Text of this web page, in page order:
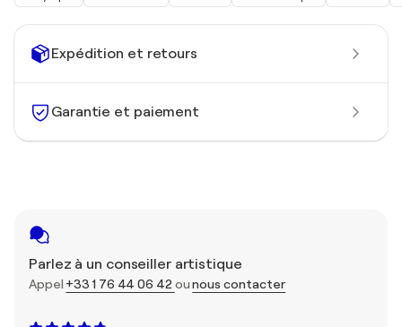
Expédition et retours
Garantie et paiement
Parlez à un conseiller artistique
Appel +33 1 76 44 06 42ounous contacter